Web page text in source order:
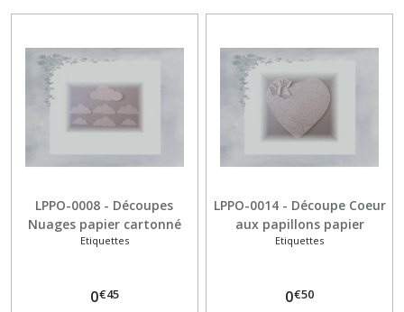
LPPO-0008 - Découpes
Nuages papier cartonné
220gr - Blanc
Etiquettes
0€45
LPPO-0014 - Découpe Coeur
aux papillons papier
cartonné 205gr - Blanc
Etiquettes
0€50